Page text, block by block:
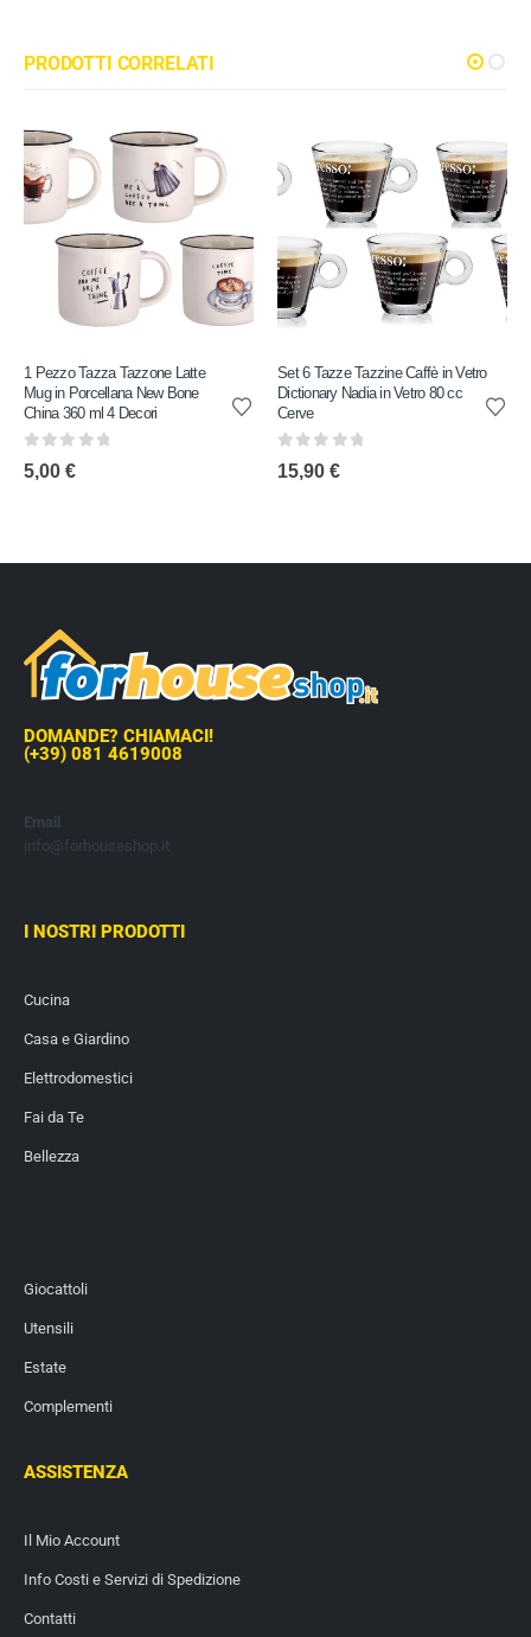
PRODOTTI CORRELATI
1 Pezzo Tazza Tazzone Latte
Mug in Porcellana New Bone
China 360 ml 4 Decori
0 out of 5
5,00 €
Set 6 Tazze Tazzine Caffè in Vetro
Dictionary Nadia in Vetro 80 cc
Cerve
0out of 5
15,90 €
DOMANDE? CHIAMACI!
(+39) 081 4619008
Email
info@forhouseshop.it
I NOSTRI PRODOTTI
Cucina
Casa e Giardino
Elettrodomestici
Fai da Te
Bellezza
Giocattoli
Utensili
Estate
Complementi
ASSISTENZA
Il Mio Account
Info Costi e Servizi di Spedizione
Contatti